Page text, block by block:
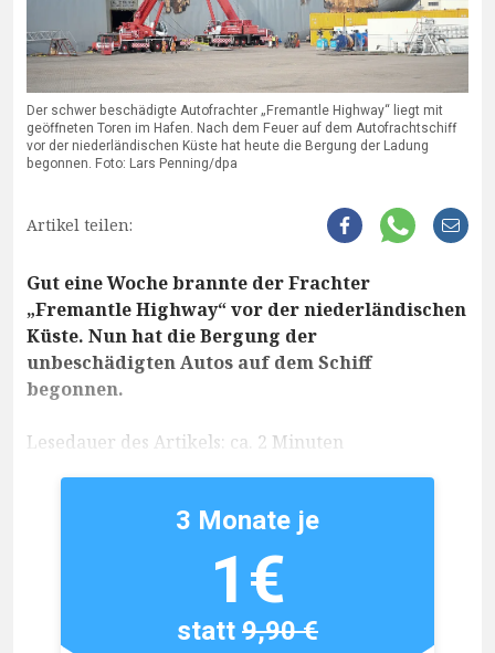
Der schwer beschädigte Autofrachter „Fremantle Highway“ liegt mit
geöffneten Toren im Hafen. Nach dem Feuer auf dem Autofrachtschiff
vor der niederländischen Küste hat heute die Bergung der Ladung
begonnen. Foto: Lars Penning/dpa
Artikel teilen:
Gut eine Woche brannte der Frachter
„Fremantle Highway“ vor der niederländischen
Küste. Nun hat die Bergung der
unbeschädigten Autos auf dem Schiff
begonnen.
Lesedauer des Artikels: ca. 2 Minuten
3 Monate je
1€
statt9,90 €